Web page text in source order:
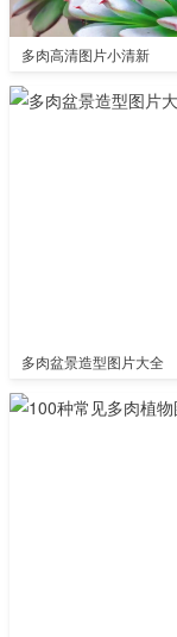
多肉高清图片小清新
多肉盆景造型图片大全